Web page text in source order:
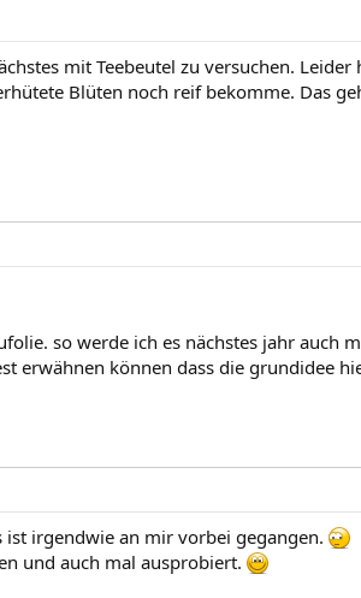
mit Teebeutel zu versuchen.
Blüten noch reif bekomme. Das
so werde ich es nächstes jahr auch
erwähnen können dass die grundidee
ist irgendwie an mir vorbei gegangen.
und auch mal ausprobiert.